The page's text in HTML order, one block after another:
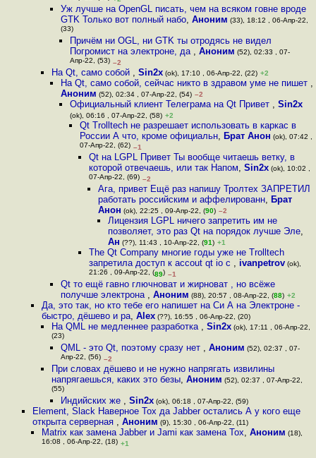
Уж лучше на OpenGL писать, чем на всяком говне вроде
GTK Только вот полный набо, Аноним (33), 18:12 , 06-Апр-22,
(33)
Причём ни OGL, ни GTK ты отродясь не видел
Погромист на электроне, да ,Аноним (52), 02:33 , 07-
Апр-22, (53) –2
На Qt, само собой , Sin2x(ok), 17:10 , 06-Апр-22, (22) +2
На Qt, само собой, сейчас никто в здравом уме не пишет ,
Аноним (52), 02:34 , 07-Апр-22, (54) –2
Официальный клиент Телеграма на Qt Привет ,Sin2x
(ok), 06:16 , 07-Апр-22, (58) +2
Qt Trolltech не разрешает использовать в каркас в
России А что, кроме официальн, Брат Анон (ok), 07:42 ,
07-Апр-22, (62) –1
Qt на LGPL Привет Ты вообще читаешь ветку, в
которой отвечаешь, или так Напом, Sin2x(ok), 10:02 ,
07-Апр-22, (69) –2
Ага, привет Ещё раз напишу Тролтех ЗАПРЕТИЛ
работать российским и аффелированн, Брат
Анон (ok), 22:25 , 09-Апр-22, (90) –2
Лицензия LGPL ничего запретить им не
позволяет, это раз Qt на порядок лучше Эле,
Ан (??), 11:43 , 10-Апр-22, (91) +1
The Qt Company многие годы уже не Trolltech
запретила доступ к accout qt io с , ivanpetrov(ok),
21:26 , 09-Апр-22, (89) –1
Qt то ещё гавно глючноват и жирноват , но всёже
получше электрона , Аноним (88), 20:57 , 08-Апр-22, (88) +2
Да, это так, но кто тебе его напишет на Си А на Электроне -
быстро, дёшево и ра,Alex (??), 16:55 , 06-Апр-22, (20)
На QML не медленнее разработка , Sin2x(ok), 17:11 , 06-Апр-22,
(23)
QML - это Qt, поэтому сразу нет , Аноним (52), 02:37 , 07-
Апр-22, (56) –2
При словах дёшево и не нужно напрягать извилины
напрягаешься, каких это безы, Аноним (52), 02:37 , 07-Апр-22,
(55)
Индийских же , Sin2x(ok), 06:18 , 07-Апр-22, (59)
Element, Slack Наверное Tox да Jabber остались А у кого еще
открыта серверная , Аноним (9), 15:30 , 06-Апр-22, (11)
Matrix как замена Jabber и Jami как замена Tox,Аноним (18),
16:08 , 06-Апр-22, (18) +1